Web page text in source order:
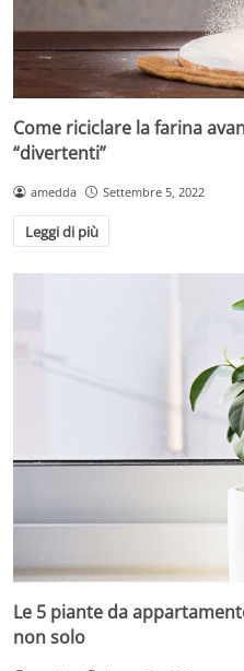
Come riciclare la farina
“divertenti”
amedda Settembre 5, 2022
Leggi di più
Le 5 piante da
non solo